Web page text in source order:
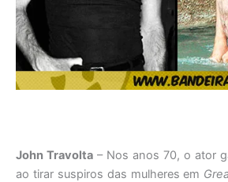
John Travolta – Nos anos 70, o ator
ao tirar suspiros das mulheres em